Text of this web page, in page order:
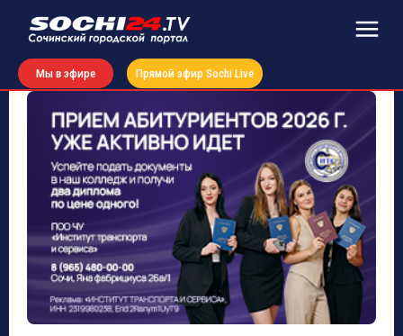
Мы в эфире Прямой эфир Sochi Live